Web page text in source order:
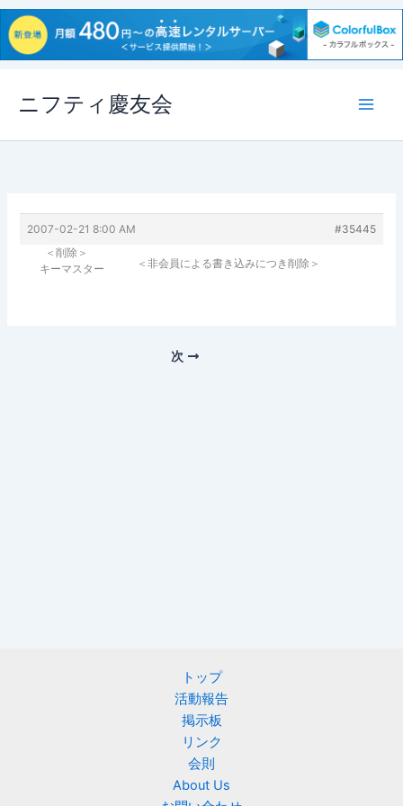
ス
ニフティ慶友会
2007-02-21 8:00 AM
#35445
＜削除＞
キーマスター
＜非会員による書き込みにつき削除＞
次
トップ
活動報告
掲示板
リンク
会則
About Us